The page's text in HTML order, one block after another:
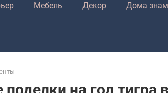
Мебель Декор Дома